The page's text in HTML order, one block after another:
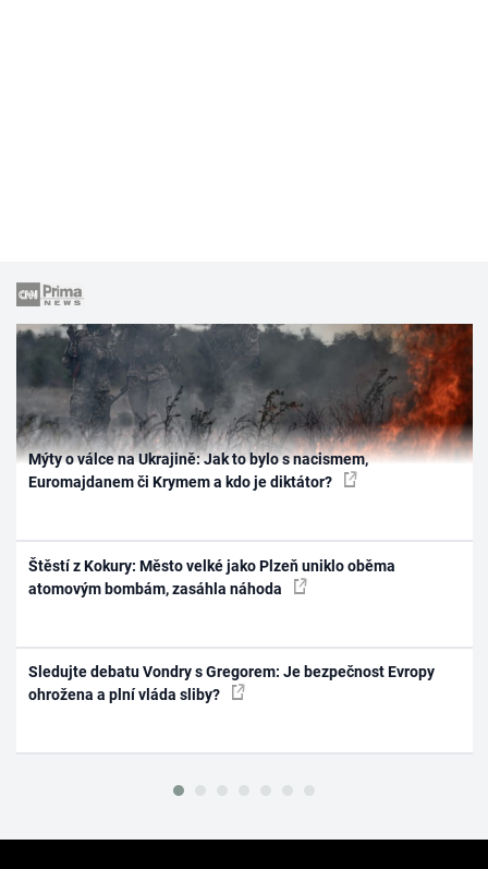
Mýty o válce na Ukrajině: Jak to bylo s nacismem,
Euromajdanem či Krymem a kdo je diktátor?
Štěstí z Kokury: Město velké jako Plzeň uniklo oběma
atomovým bombám, zasáhla náhoda
Sledujte debatu Vondry s Gregorem: Je bezpečnost Evropy
ohrožena a plní vláda sliby?